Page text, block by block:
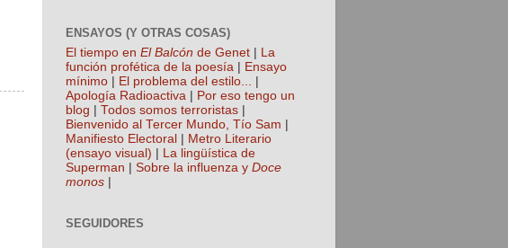
ENSAYOS (Y OTRAS COSAS)
El tiempo en El Balcón de Genet | La
función profética de la poesía | Ensayo
mínimo | El problema del estilo...
|
Apología Radioactiva | Por eso tengo un
blog | Todos somos terroristas |
Bienvenido al Tercer Mundo, Tío Sam |
Manifiesto Electoral | Metro Literario
(ensayo visual) | La lingüística de
Superman | Sobre la influenza y Doce
monos |
SEGUIDORES